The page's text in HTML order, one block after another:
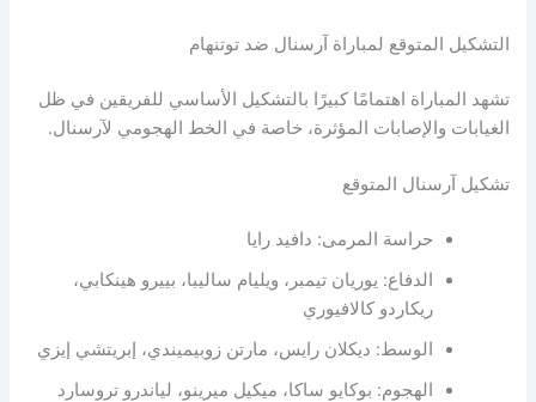
المتوقع لمباراة آرسنال ضد توتنهام
اهتمامًا كبيرًا بالتشكيل الأساسي للفريقين في ظل
والإصابات المؤثرة، خاصة في الخط الهجومي لآرسنال.
آرسنال المتوقع
حراسة المرمى: دافيد رايا
الدفاع: يوريان تيمبر، ويليام ساليبا، بييرو هينكابي،
ريكاردو كالافيوري
الوسط: ديكلان رايس، مارتن زوبيميندي، إبريتشي إيزي
الهجوم: بوكايو ساكا، ميكيل ميرينو، لياندرو تروسارد